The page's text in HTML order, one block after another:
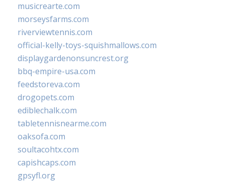
musicrearte.com
morseysfarms.com
riverviewtennis.com
official-kelly-toys-squishmallows.com
displaygardenonsuncrest.org
bbq-empire-usa.com
feedstoreva.com
drogopets.com
ediblechalk.com
tabletennisnearme.com
oaksofa.com
soultacohtx.com
capishcaps.com
gpsyfl.org